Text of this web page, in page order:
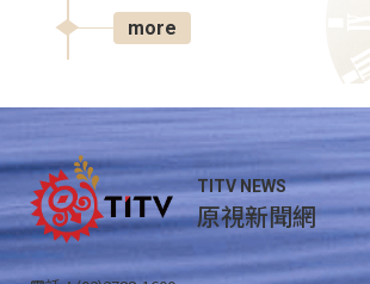
more
TITV NEWS
原視新聞網